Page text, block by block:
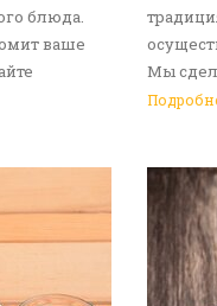
блюда.
ваше
мы -
Мы
услугу